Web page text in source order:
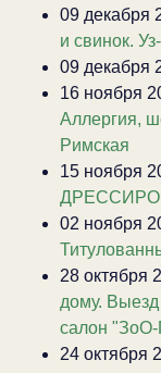
09 декабря
и свинок.
09 декабря
16 ноября
Аллергия,
Римская
15 ноября
02 ноября
28 октября
дому.
салон
24 октября